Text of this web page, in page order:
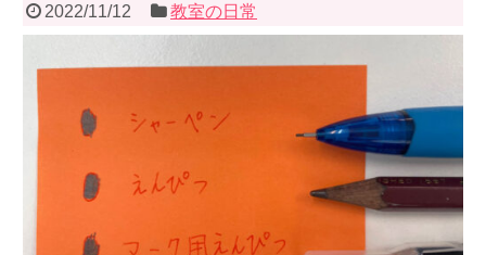
2022/11/12 教室の日常